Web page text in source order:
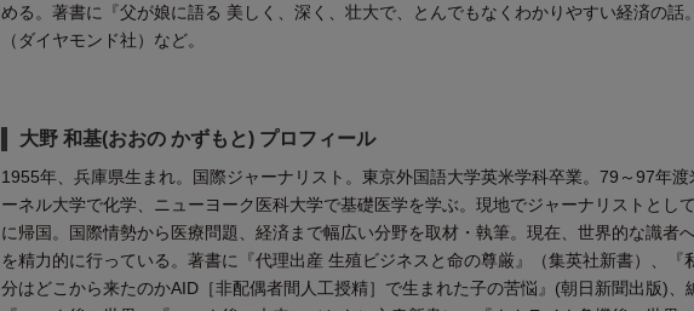
める。著書に『父が娘に語る 美しく、深く、壮大で、とんでもなくわかりやすい経済の話
（ダイヤモンド社）など。
大野 和基(おおの かずもと) プロフィール
1955年、兵庫県生まれ。国際ジャーナリスト。東京外国語大学英米学科卒業。79～97年渡
ーネル大学で化学、ニューヨーク医科大学で基礎医学を学ぶ。現地でジャーナリストとし
に帰国。国際情勢から医療問題、経済まで幅広い分野を取材・執筆。現在、世界的な識者
を精力的に行っている。著書に『代理出産 生殖ビジネスと命の尊厳』（集英社新書）、『
分はどこから来たのかAID［非配偶者間人工授精］で生まれた子の苦悩』(朝日新聞出版)、